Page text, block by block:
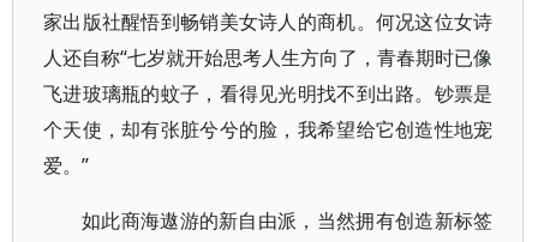
家出版社醒悟到畅销美女诗人的商机。何况这位女诗
人还自称“七岁就开始思考人生方向了，青春期时已像
飞进玻璃瓶的蚊子，看得见光明找不到出路。钞票是
个天使，却有张脏兮兮的脸，我希望给它创造性地宠
爱。”
如此商海遨游的新自由派，当然拥有创造新标签